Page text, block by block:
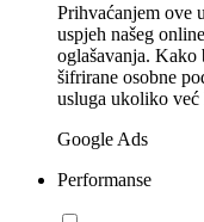
Prihvaćanjem ove
uspjeh našeg
oglašavanja. Kako
šifrirane osobne
usluga ukoliko
Google Ads
Performanse